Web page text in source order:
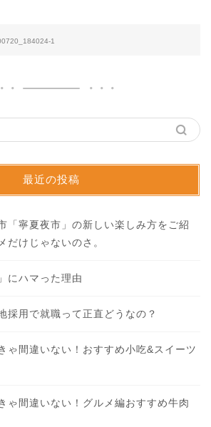
1
最近の投稿
「寧夏夜市」の新しい楽しみ方をご紹
だけじゃないのさ。
にハマった理由
採用で就職って正直どうなの？
ゃ間違いない！おすすめ小吃&スイーツ
ゃ間違いない！グルメ編おすすめ牛肉